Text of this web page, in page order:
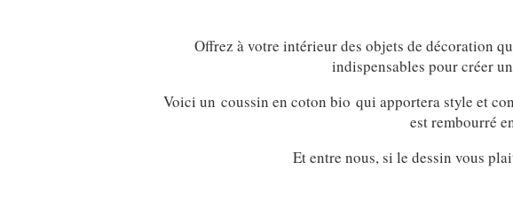
Offrez à votre intérieur des objets de décoration
indispensables pour créer
Voici un coussin en coton bio qui apportera style et
est rembourré
Et entre nous, si le dessin vous